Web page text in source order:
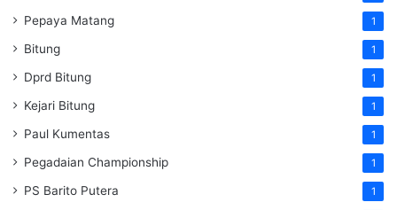
Pepaya Matang 1
Bitung 1
Dprd Bitung 1
Kejari Bitung 1
Paul Kumentas 1
Pegadaian Championship 1
PS Barito Putera 1